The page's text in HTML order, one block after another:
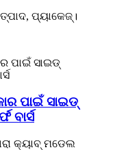
ପ୍ୟାକେଜ୍।
ପାଇଁ ସାଇଡ୍
ବାର୍ସ
କ୍ୟାବ୍ ମଡେଲ